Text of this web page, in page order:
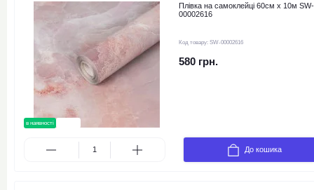
в наявності
Плівка на самоклейці 60см х 10м SW-
00002616
Код товару: SW-00002616
580 грн.
До кошика